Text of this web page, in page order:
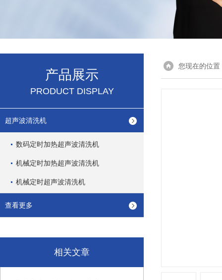
产品展示
PRODUCT DISPLAY
超声波清洗机
数码定时加热超声波清洗机
机械定时加热超声波清洗机
机械定时超声波清洗机
查看更多
相关文章
您现在的位置